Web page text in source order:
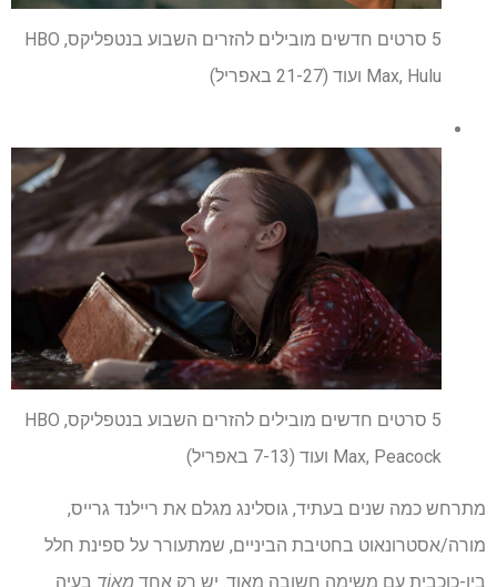
5 סרטים חדשים מובילים להזרים השבוע בנטפליקס, HBO
Max, Hulu ועוד (21-27 באפריל)
5 סרטים חדשים מובילים להזרים השבוע בנטפליקס, HBO
Max, Peacock ועוד (7-13 באפריל)
מתרחש כמה שנים בעתיד, גוסלינג מגלם את ריילנד גרייס,
מורה/אסטרונאוט בחטיבת הביניים, שמתעורר על ספינת חלל
בין-כוכבית עם משימה חשובה מאוד. יש רק אחד מְאוֹד בעיה